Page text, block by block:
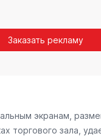
приносит такой вид
поскольку
выбора товара
Заказать рекламу
экранам,
торгового зала,